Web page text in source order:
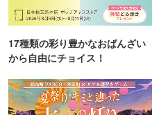
17種類の彩り豊かなおばんざい
から自由にチョイス！